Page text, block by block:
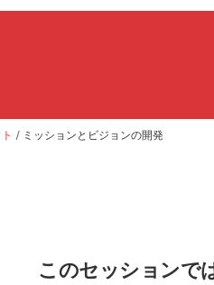
/ ミッションとビジョンの開発
このセッションで